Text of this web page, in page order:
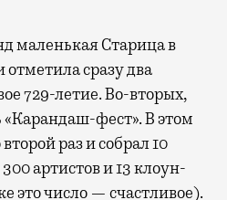
отметила сразу два
729-летие. Во-вторых,
фест». В этом
раз и собрал 10
артистов и 13 клоун-
это число — счастливое).